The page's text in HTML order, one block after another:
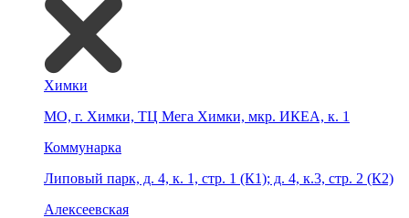
Химки
МО, г. Химки, ТЦ Мега Химки, мкр. ИКЕА, к. 1
Коммунарка
Липовый парк, д. 4, к. 1, стр. 1 (К1); д. 4, к.3, стр. 2 (К2)
Алексеевская